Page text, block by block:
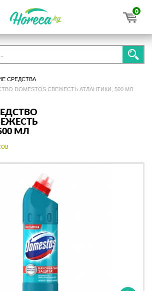
0
СРЕДСТВА
DOMESTOS СВЕЖЕСТЬ АТЛАНТИКИ, 500 МЛ
МЛ